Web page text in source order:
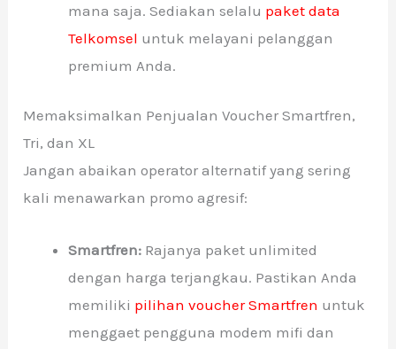
mana saja. Sediakan selalu paket data
Telkomsel untuk melayani pelanggan
premium Anda.
Memaksimalkan Penjualan Voucher Smartfren,
Tri, dan XL
Jangan abaikan operator alternatif yang sering
kali menawarkan promo agresif:
Smartfren: Rajanya paket unlimited
dengan harga terjangkau. Pastikan Anda
memiliki pilihan voucher Smartfren untuk
menggaet pengguna modem mifi dan